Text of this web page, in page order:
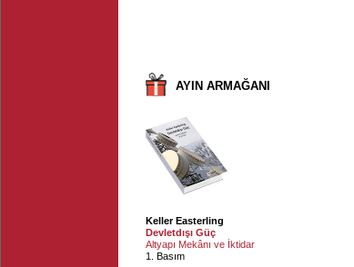
AYIN ARMAĞANI
Keller Easterling
Devletdışı Güç
Altyapı Mekânı ve İktidar
1. Basım